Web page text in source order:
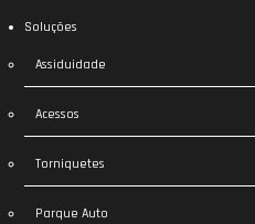
Soluções
Assiduidade
Acessos
Torniquetes
Parque Auto